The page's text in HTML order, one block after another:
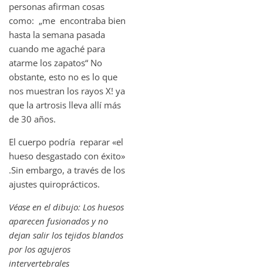
personas afirman cosas
como: „me encontraba bien
hasta la semana pasada
cuando me agaché para
atarme los zapatos“ No
obstante, esto no es lo que
nos muestran los rayos X! ya
que la artrosis lleva allí más
de 30 años.
El cuerpo podría reparar «el
hueso desgastado con éxito»
.Sin embargo, a través de los
ajustes quiroprácticos.
Véase en el dibujo: Los huesos
aparecen fusionados y no
dejan salir los tejidos blandos
por los agujeros
intervertebrales